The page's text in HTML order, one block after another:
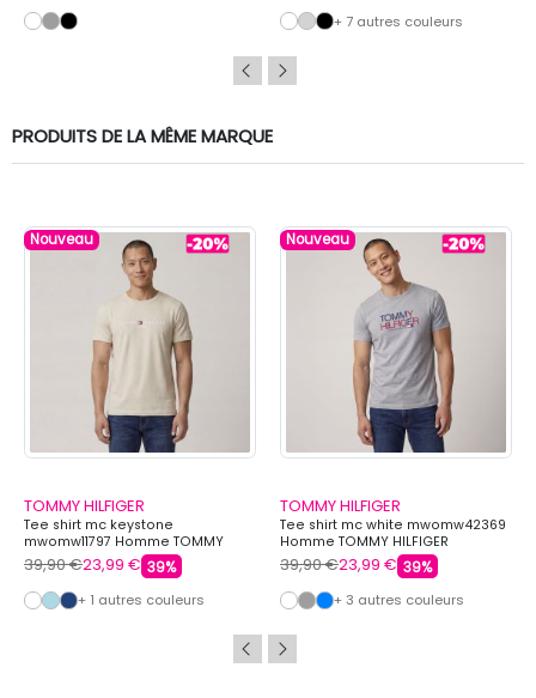
+ 7 autres couleurs
PRODUITS DE LA MÊME MARQUE
Nouveau
TOMMY HILFIGER
Tee shirt mc keystone
mwomw11797 Homme TOMMY
HILFIGER
39,90 €23,99 € 39%
+ 1 autres couleurs
Nouveau
TOMMY HILFIGER
Tee shirt mc white mwomw42369
Homme TOMMY HILFIGER
39,90 €23,99 € 39%
+ 3 autres couleurs